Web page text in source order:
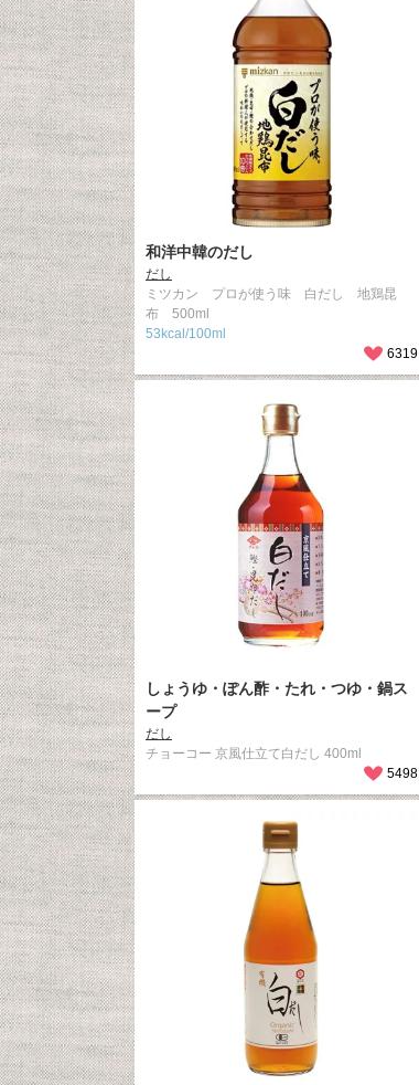
和洋中韓のだし
だし
ミツカン プロが使う味 白だし 地鶏昆
布 500ml
53kcal/100ml
6319
しょうゆ・ぽん酢・たれ・つゆ・鍋ス
ープ
だし
チョーコー 京風仕立て白だし 400ml
5498